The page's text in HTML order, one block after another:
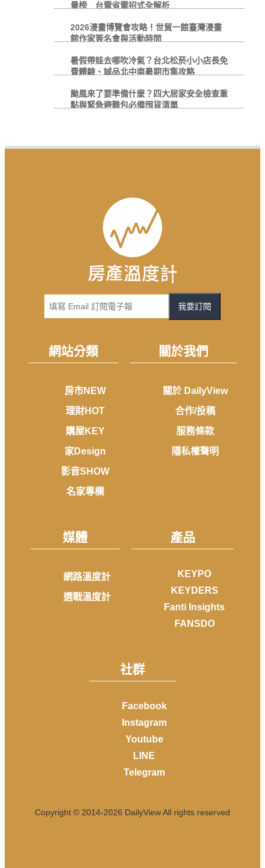
量榜 台電省電招式全解析
2026漫畫博覽會攻略！世貿一館臺灣漫畫
館作家簽名會與活動時間
暑假帶娃去哪吹冷氣？台北松菸小小店長免
費體驗、誠品北中南暑期市集攻略
颱風來了要準備什麼？四大居家安全檢查重
點與緊急避難包必備囤貨清單
我要訂閱
網站分類
房市NEW
理財HOT
購屋KEY
家Design
影音SHOW
名家專欄
關於我們
關於 DailyView
合作/投稿
服務條款
隱私權聲明
媒體
網路溫度計
選戰溫度計
產品
KEYPO
KEYDERS
Fanti Insights
FANSDO
社群
Facebook
Instagram
Youtube
LINE
Telegram
Copyright © 2014-2026 DailyView All rights reserved